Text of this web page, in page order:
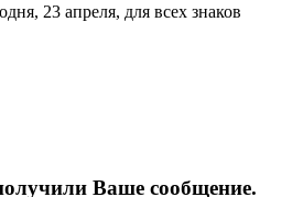
23 апреля, для всех знаков
Ваше сообщение.